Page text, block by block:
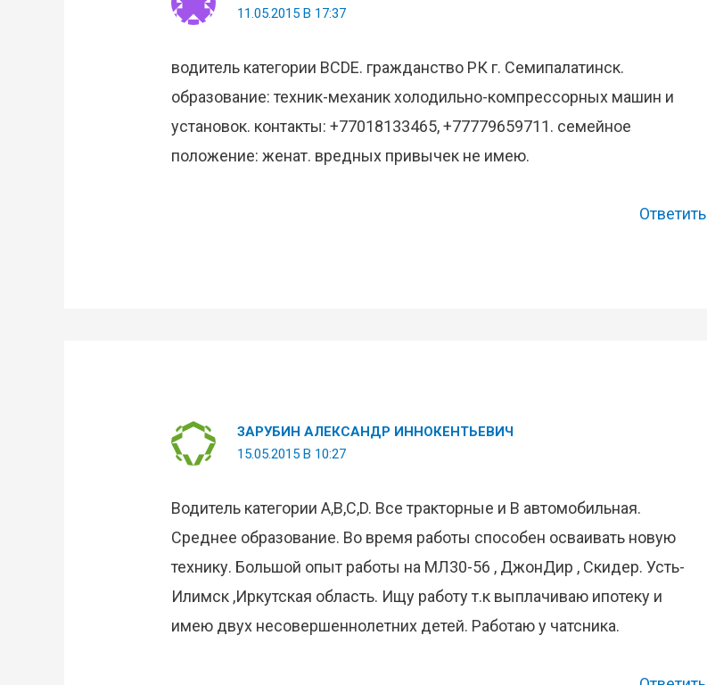
11.05.2015 В 17:37
водитель категории BCDE. гражданство РК г. Семипалатинск.
образование: техник-механик холодильно-компрессорных машин и
установок. контакты: +77018133465, +77779659711. семейное
положение: женат. вредных привычек не имею.
Ответить
ЗАРУБИН АЛЕКСАНДР ИННОКЕНТЬЕВИЧ
15.05.2015 В 10:27
Водитель категории A,B,C,D. Все тракторные и B автомобильная.
Среднее образование. Во время работы способен осваивать новую
технику. Большой опыт работы на МЛ30-56 , ДжонДир , Скидер. Усть-
Илимск ,Иркутская область. Ищу работу т.к выплачиваю ипотеку и
имею двух несовершеннолетних детей. Работаю у чатсника.